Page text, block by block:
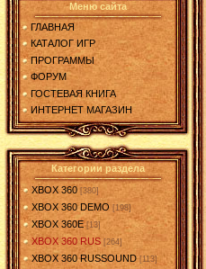
Меню сайта
ГЛАВНАЯ
КАТАЛОГ ИГР
ПРОГРАММЫ
ФОРУМ
ГОСТЕВАЯ КНИГА
ИНТЕРНЕТ МАГАЗИН
Категории раздела
XBOX 360 [380]
XBOX 360 DEMO [198]
XBOX 360E [13]
XBOX 360 RUS [264]
XBOX 360 RUSSOUND [113]